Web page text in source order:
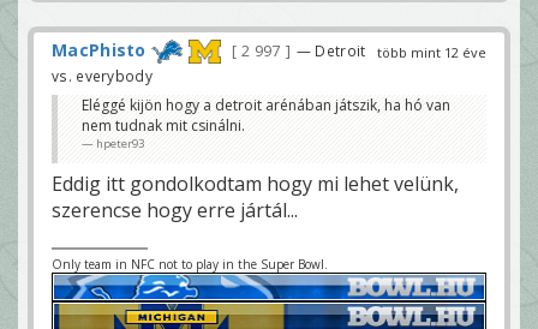
több mint 12 éve
MacPhisto 2 997
— Detroit
vs. everybody
Eléggé kijön hogy a detroit arénában játszik, ha hó van
nem tudnak mit csinálni.
hpeter93
Eddig itt gondolkodtam hogy mi lehet velünk,
szerencse hogy erre jártál...
Only team in NFC not to play in the Super Bowl.